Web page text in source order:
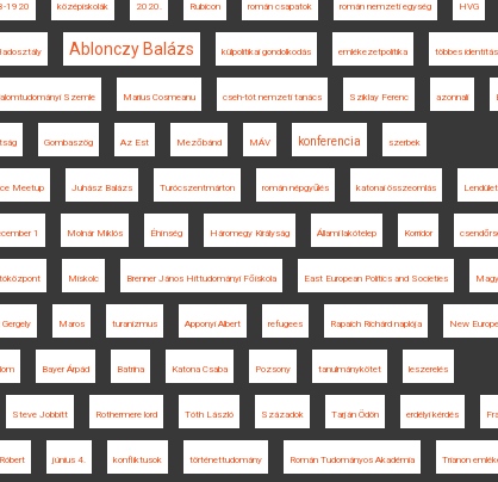
1920 középiskolák 2020. Rubicon román csapatok román nemzeti egység HVG
Ablonczy Balázs külpolitikai gondolkodás emlékezetpolitika többes identitás
Szemle Marius Cosmeanu cseh-tót nemzeti tanács Sziklay Ferenc azonnali
Gombaszög Az Est Mezőbánd MÁV konferencia szerbek
Meetup Juhász Balázs Turócszentmárton román népgyűlés katonai összeomlás Lendület
1 Molnár Miklós Éhínség Háromegy Királyság Állami lakótelep Korridor
Miskolc Brenner János Hittudományi Főiskola East European Politics and Societies
Gergely Maros turanizmus Apponyi Albert refugees Rapaich Richárd naplója New
Bayer Árpád Batrina Katona Csaba Pozsony tanulmánykötet leszerelés
Steve Jobbitt Rothermere lord Tóth László Századok Tarján Ödön erdélyi kérdés
június 4. konfliktusok történettudomány Román Tudományos Akadémia Trianon